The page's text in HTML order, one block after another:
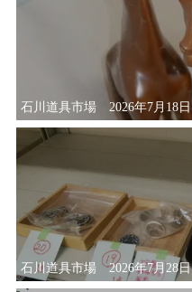
石川道具市場 2026年7月18日
石川道具市場 2026年7月28日